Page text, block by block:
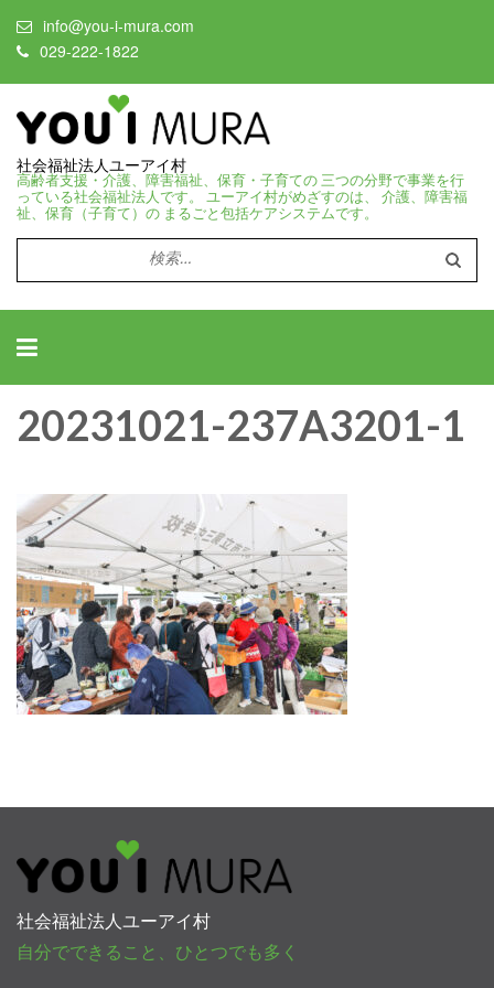
info@you-i-mura.com
029-222-1822
社会福祉法人ユーアイ村
高齢者支援・介護、障害福祉、保育・子育ての 三つの分野で事業を行
っている社会福祉法人です。 ユーアイ村がめざすのは、 介護、障害福
祉、保育（子育て）の まるごと包括ケアシステムです。
検
索:
20231021-237A3201-1
社会福祉法人ユーアイ村
自分でできること、ひとつでも多く